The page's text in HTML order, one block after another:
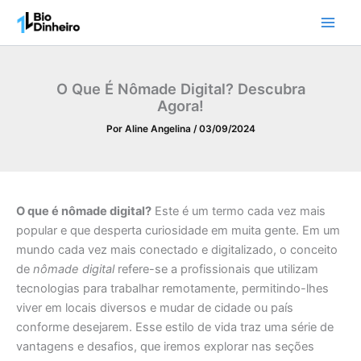
para
o
O Que É Nômade Digital? Descubra
Agora!
Por Aline Angelina /03/09/2024
O que é nômade digital? Este é um termo cada vez mais
popular e que desperta curiosidade em muita gente. Em um
mundo cada vez mais conectado e digitalizado, o conceito
de nômade digitalrefere-se a profissionais que utilizam
tecnologias para trabalhar remotamente, permitindo-lhes
viver em locais diversos e mudar de cidade ou país
conforme desejarem. Esse estilo de vida traz uma série de
vantagens e desafios, que iremos explorar nas seções